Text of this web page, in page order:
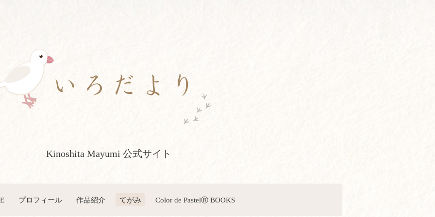
Kinoshita Mayumi 公式サイト
プロフィール 作品紹介 てがみ Color de PastelⓇ BOOKS